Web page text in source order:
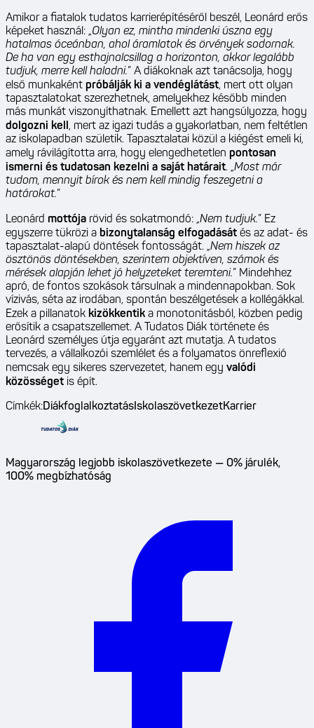
Amikor a fiatalok tudatos karrierépítéséről beszél, Leonárd erős
képeket használ: „Olyan ez, mintha mindenki úszna egy
hatalmas óceánban, ahol áramlatok és örvények sodornak.
De ha van egy esthajnalcsillag a horizonton, akkor legalább
tudjuk, merre kell haladni.” A diákoknak azt tanácsolja, hogy
első munkaként próbálják ki a vendéglátást, mert ott olyan
tapasztalatokat szerezhetnek, amelyekhez később minden
más munkát viszonyíthatnak. Emellett azt hangsúlyozza, hogy
dolgozni kell , mert az igazi tudás a gyakorlatban, nem feltétlen
az iskolapadban születik. Tapasztalatai közül a kiégést emeli ki,
amely rávilágította arra, hogy elengedhetetlen pontosan
ismerni és tudatosan kezelni a saját határait. „Most már
tudom, mennyit bírok és nem kell mindig feszegetni a
határokat.”
Leonárd mottója rövid és sokatmondó: „Nem tudjuk.” Ez
egyszerre tükrözi a bizonytalanság elfogadását és az adat- és
tapasztalat-alapú döntések fontosságát. „Nem hiszek az
ösztönös döntésekben, szerintem objektíven, számok és
mérések alapján lehet jó helyzeteket teremteni.” Mindehhez
apró, de fontos szokások társulnak a mindennapokban. Sok
vízivás, séta az irodában, spontán beszélgetések a kollégákkal.
Ezek a pillanatok kizökkentik a monotonitásból, közben pedig
erősítik a csapatszellemet. A Tudatos Diák története és
Leonárd személyes útja egyaránt azt mutatja. A tudatos
tervezés, a vállalkozói szemlélet és a folyamatos önreflexió
nemcsak egy sikeres szervezetet, hanem egy valódi
közösséget is épít.
Címkék:Diákfoglalkoztatás IskolaszövetkezetKarrier
Magyarország legjobb iskolaszövetkezete — 0% járulék,
100% megbízhatóság